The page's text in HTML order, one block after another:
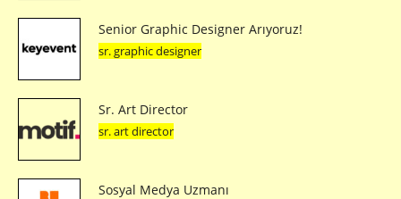
Senior Graphic Designer Arıyoruz!
sr. graphic designer
Sr. Art Director
sr. art director
Sosyal Medya Uzmanı